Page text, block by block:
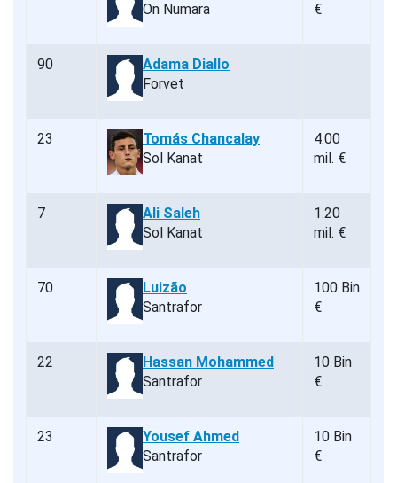
On Numara
€
90
Adama Diallo
Forvet
23
Tomás Chancalay
Sol Kanat
4.00
mil. €
7
Ali Saleh
Sol Kanat
1.20
mil. €
70
Luizão
Santrafor
100 Bin
€
22
Hassan Mohammed
Santrafor
10 Bin
€
23
Yousef Ahmed
Santrafor
10 Bin
€